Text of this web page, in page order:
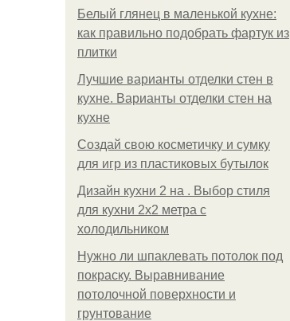
Белый глянец в маленькой кухне:
как правильно подобрать фартук из
плитки
Лучшие варианты отделки стен в
кухне. Варианты отделки стен на
кухне
Создай свою косметичку и сумку
для игр из пластиковых бутылок
Дизайн кухни 2 на . Выбор стиля
для кухни 2х2 метра с
холодильником
Нужно ли шпаклевать потолок под
покраску. Выравнивание
потолочной поверхности и
грунтование